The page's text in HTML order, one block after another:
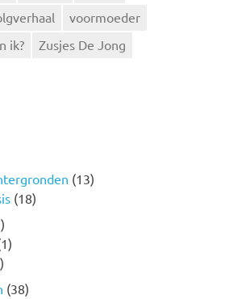
voormoeder
ik? Zusjes De Jong
(13)
(18)
(38)